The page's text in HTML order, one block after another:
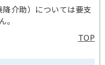
介助）については要支
。
TOP